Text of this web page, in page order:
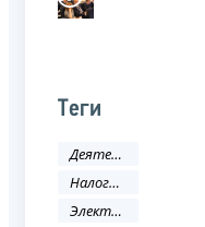
Теги
Деятельность ФНС
Налоговое законодательство
Электронные услуги